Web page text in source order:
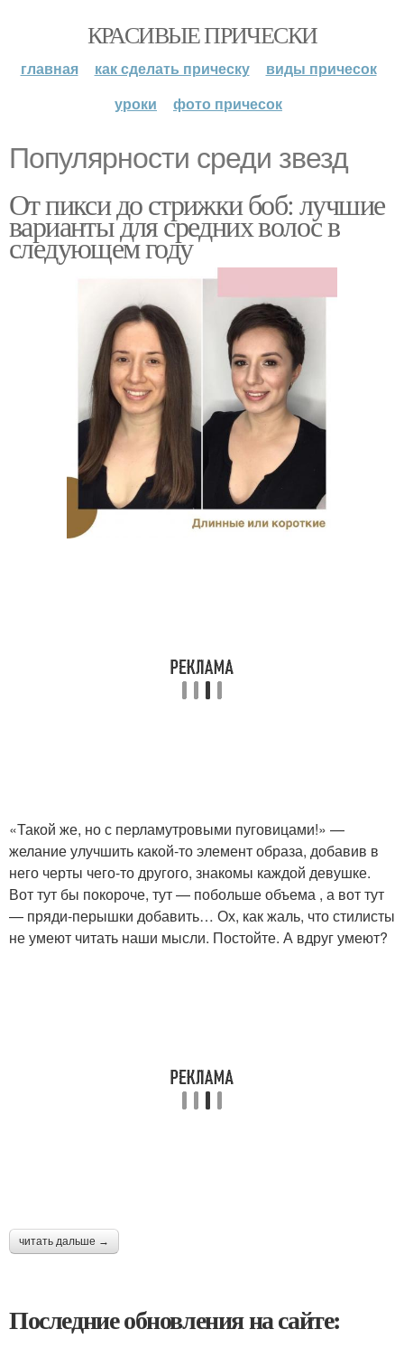
КРАСИВЫЕ ПРИЧЕСКИ
главная как сделать прическу
виды причесок
уроки
фото причесок
Популярности среди звезд
От пикси до стрижки боб: лучшие
варианты для средних волос в
следующем году
«Такой же, но с перламутровыми пуговицами!» —
желание улучшить какой-то элемент образа, добавив в
него черты чего-то другого, знакомы каждой девушке.
Вот тут бы покороче, тут — побольше объема , а вот тут
— пряди-перышки добавить… Ох, как жаль, что стилисты
не умеют читать наши мысли. Постойте. А вдруг умеют?
читать дальше →
Последние обновления на сайте: